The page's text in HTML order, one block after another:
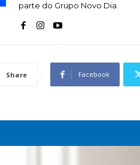
parte do Grupo Novo Dia.
Share Facebook